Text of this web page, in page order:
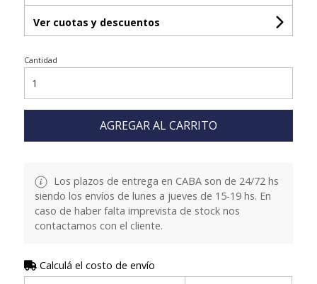
Ver cuotas y descuentos
Cantidad
AGREGAR AL CARRITO
Los plazos de entrega en CABA son de 24/72 hs
siendo los envíos de lunes a jueves de 15-19 hs. En
caso de haber falta imprevista de stock nos
contactamos con el cliente.
Calculá el costo de envío